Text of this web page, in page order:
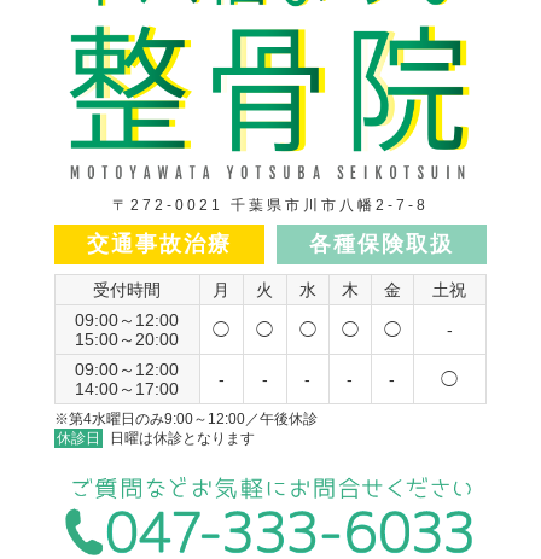
〒272-0021 千葉県市川市八幡2-7-8
交通事故治療 各種保険取扱
受付時間 月 火 水 木 金
土祝
09:00～12:00
15:00～20:00
◯ ◯ ◯ ◯ ◯ -
09:00～12:00
14:00～17:00
- - - - - ◯
※第4水曜日のみ9:00～12:00／午後休診
休診日
日曜は休診となります